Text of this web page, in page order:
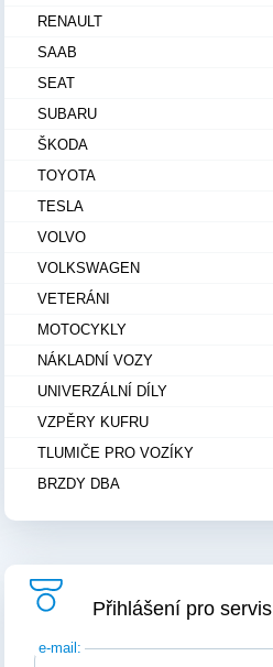
RENAULT
SAAB
SEAT
SUBARU
ŠKODA
TOYOTA
TESLA
VOLVO
VOLKSWAGEN
VETERÁNI
MOTOCYKLY
NÁKLADNÍ VOZY
UNIVERZÁLNÍ DÍLY
VZPĚRY KUFRU
TLUMIČE PRO VOZÍKY
BRZDY DBA
Přihlášení pro servis
e-mail: